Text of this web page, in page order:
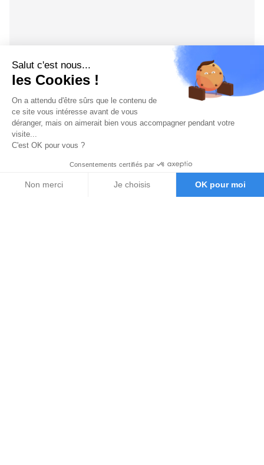
Salut c'est nous...
les Cookies !
On a attendu d'être sûrs que le contenu de
ce site vous intéresse avant de vous
déranger, mais on aimerait bien vous accompagner pendant votre
visite...
C'est OK pour vous ?
Consentements certifiés par
Non merci Je choisis OK pour moi